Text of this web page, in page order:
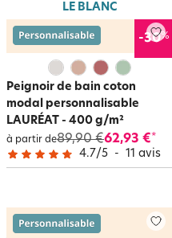
LE BLANC
-30%
Peignoir de bain coton
modal personnalisable
LAURÉAT - 400 g/m²
à partir de89,90 €62,93 €*
4.7/5 - 11 avis